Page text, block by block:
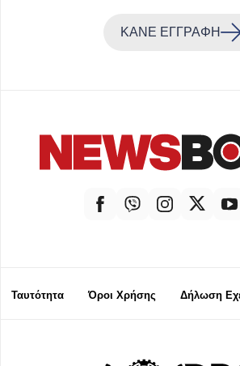
ΚΑΝΕ ΕΓΓΡΑΦΗ
Ταυτότητα Όροι Χρήσης Δήλωση